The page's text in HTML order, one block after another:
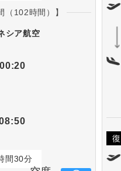
（102時間）】
シア航空
間30分